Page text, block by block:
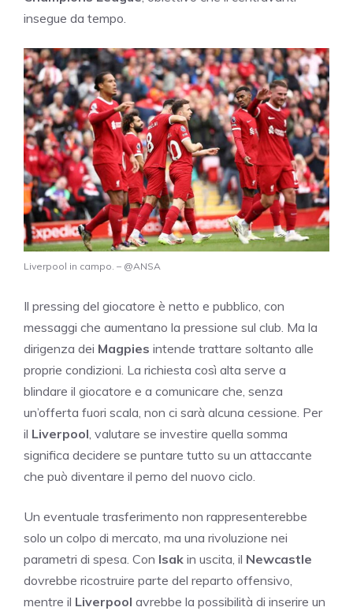
insegue da tempo.
Liverpool in campo. – @ANSA
Il pressing del giocatore è netto e pubblico, con
messaggi che aumentano la pressione sul club. Ma la
dirigenza dei Magpies intende trattare soltanto alle
proprie condizioni. La richiesta così alta serve a
blindare il giocatore e a comunicare che, senza
un’offerta fuori scala, non ci sarà alcuna cessione. Per
il Liverpool, valutare se investire quella somma
significa decidere se puntare tutto su un attaccante
che può diventare il perno del nuovo ciclo.
Un eventuale trasferimento non rappresenterebbe
solo un colpo di mercato, ma una rivoluzione nei
parametri di spesa. Con Isak in uscita, il Newcastle
dovrebbe ricostruire parte del reparto offensivo,
mentre il Liverpool avrebbe la possibilità di inserire un